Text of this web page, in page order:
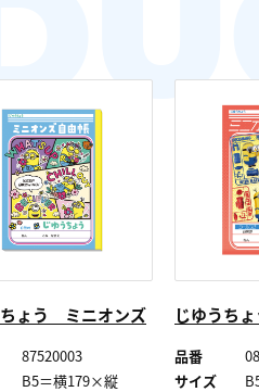
ちょう ミニオンズ
87520003
B5＝横179×縦
じゆうち
品番
サイズ